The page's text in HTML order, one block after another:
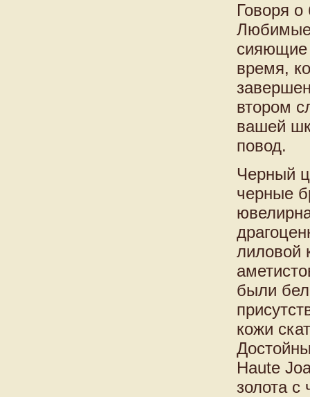
Говоря
Любимые
сияющие
время,
втором
вашей
повод.
Черный
черные
лиловой
были
кожи
Haute
золота